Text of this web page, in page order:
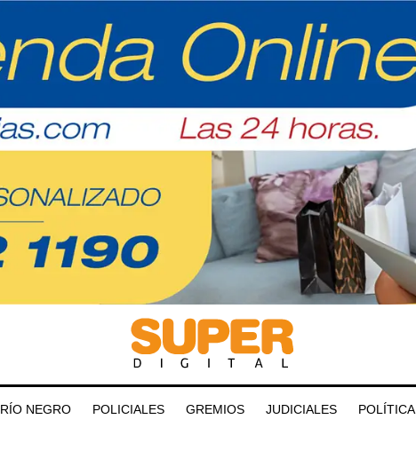
RÍO NEGRO POLICIALES GREMIOS JUDICIALES POLÍTICA